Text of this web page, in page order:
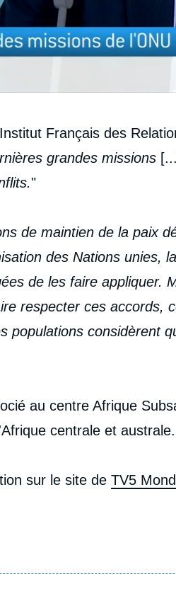
Français des
grandes missions
"
de maintien de la paix
des Nations unies,
de les faire appliquer.
respecter ces accords,
populations considèrent
au centre Afrique
centrale et australe.
sur le site de TV5